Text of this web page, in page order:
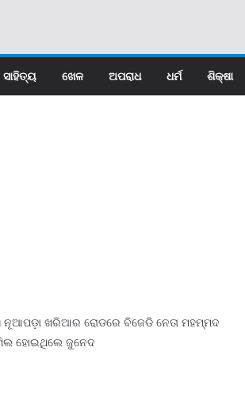
ସାହିତ୍ୟ ଖେଳ ଅପରାଧ ଧର୍ମ ଶିକ୍ଷା
ଖରିଆର ରୋଡରେ ବିଜେଡି ନେତା ମହମ୍ମଦ
ହୋଇଥିଲେ ଜୁନେଦ